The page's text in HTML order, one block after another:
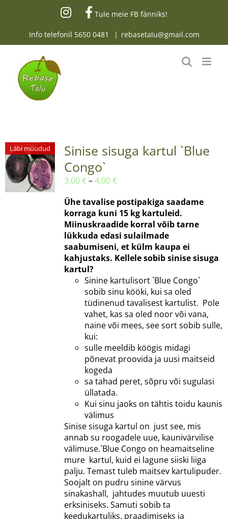
Tule meie FB fänniks!
Info telefonil 5650 0481 | rebasetalu@gmail.com
Läbi müüdud
Sinise sisuga kartul `Blue
Congo`
3,00€ – 4,00€Hinnavahemik:
kuni
4,00 €
Ühe tavalise postipakiga saadame
korraga kuni 15 kg kartuleid.
Miinuskraadide korral võib tarne
lükkuda edasi sulailmade
saabumiseni, et külm kaupa ei
kahjustaks. Kellele sobib sinise sisuga
kartul?
Sinine kartulisort `Blue Congo`
sobib sinu kööki, kui sa oled
tüdinenud tavalisest kartulist. Pole
vahet, kas sa oled noor või vana,
naine või mees, see sort sobib sulle,
kui:
sulle meeldib köögis midagi
põnevat proovida ja uusi maitseid
kogeda
sa tahad peret, sõpru või sugulasi
üllatada.
Kui sinu jaoks on tähtis toidu kaunis
välimus
Sinise sisuga kartul on just see, mis
annab su roogadele uue, kaunivärvilise
välimuse.`Blue Congo on heamaitseline
mure kartul, kuid ei lagune siiski liiga
palju. Temast tuleb maitsev kartulipuder.
Soojalt on pudru sinine värvus
sinakashall, jahtudes muutub uuesti
erksiniseks. Samuti sobib ta
keedukartuliks, praadimiseks ja